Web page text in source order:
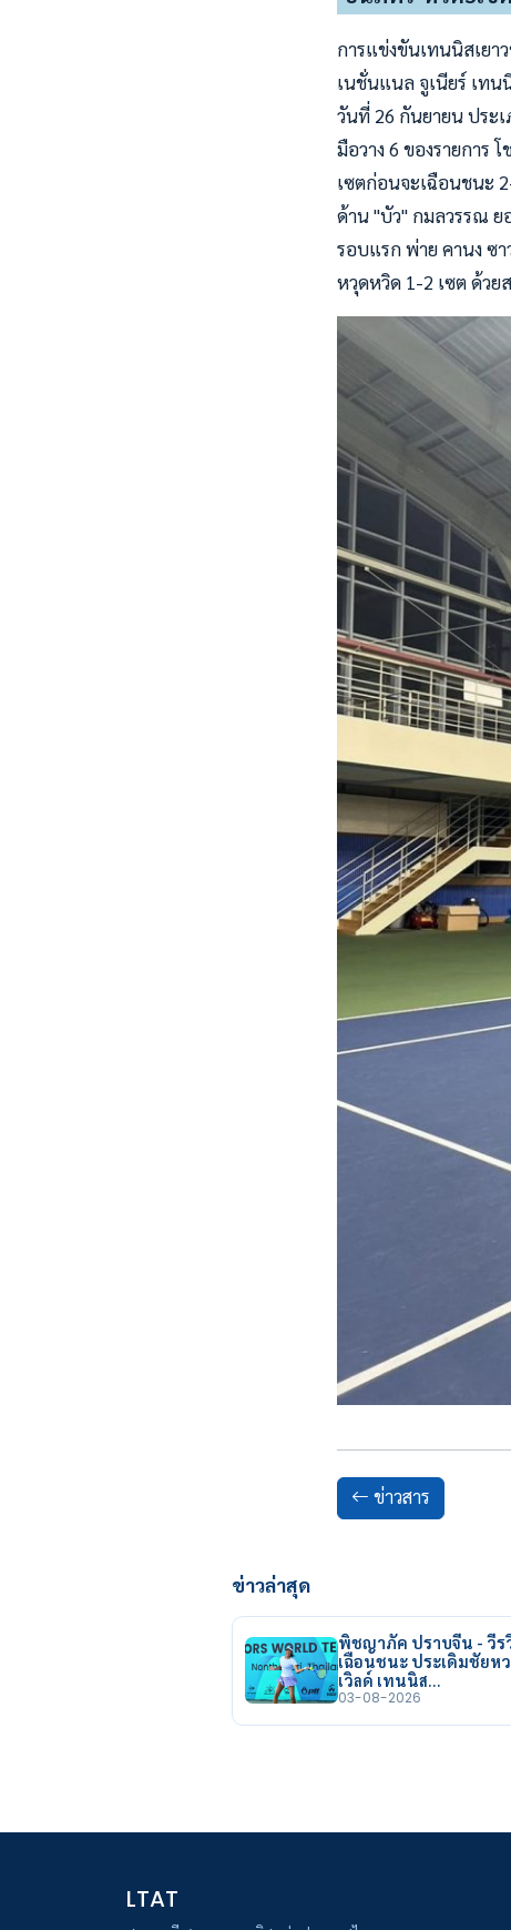
การแข่งขันเทนนิสเย
เนชั่นแนล จูเนียร์ เทน
วันที่ 26 กันยายน ประ
มือวาง 6 ของรายการ
เซตก่อนจะเฉือนชนะ
ด้าน "บัว" กมลวรรณ ย
รอบแรก พ่าย คานง ซ
หวุดหวิด 1-2 เซต ด้วย
ข่าวสาร
ข่าวล่าสุด
พิชญาภัค ปราบจีน - วี
เฉือนชนะ ประเดิมชัยห
เวิลด์ เทนนิส…
03-08-2026
LTAT